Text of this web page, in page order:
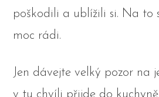
poškodili a ublížili si. Na to
moc rádi.
Jen dávejte velký pozor na
v tu chvíli přijde do